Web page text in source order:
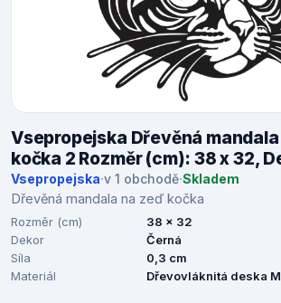
Vsepropejska Dřevěná
kočka 2 Rozměr (cm): 38 x 32,
Vsepropejska·v 1 obchodě·Skladem
Dřevěná mandala na zeď kočka
Rozměr (cm)
38 x 32
Dekor
Černá
Síla
0,3 cm
Materiál
Dřevovláknitá deska